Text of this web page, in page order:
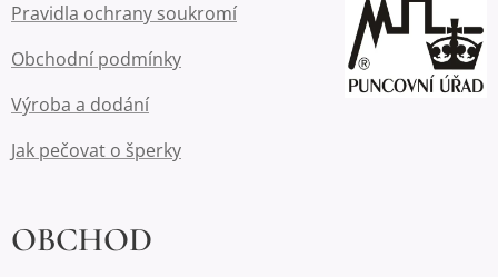
Pravidla ochrany soukromí
Obchodní podmínky
Výroba a dodání
Jak pečovat o šperky
OBCHOD